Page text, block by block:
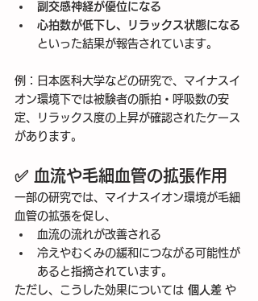
副交感神経が優位になる
心拍数が低下し、リラックス状態になる
といった結果が報告されています。
例：日本医科大学などの研究で、マイナスイ
オン環境下では被験者の脈拍・呼吸数の安
定、リラックス度の上昇が確認されたケース
があります。
✅ 血流や毛細血管の拡張作用
一部の研究では、マイナスイオン環境が毛細
血管の拡張を促し、
血流の流れが改善される
冷えやむくみの緩和につながる可能性が
あると指摘されています。
ただし、こうした効果については 個人差 や